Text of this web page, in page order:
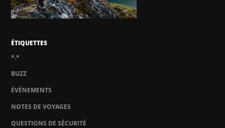
ÉTIQUETTES
*.*
BUZZ
ÉVÉNEMENTS
NOTES DE VOYAGES
QUESTIONS DE SÉCURITÉ